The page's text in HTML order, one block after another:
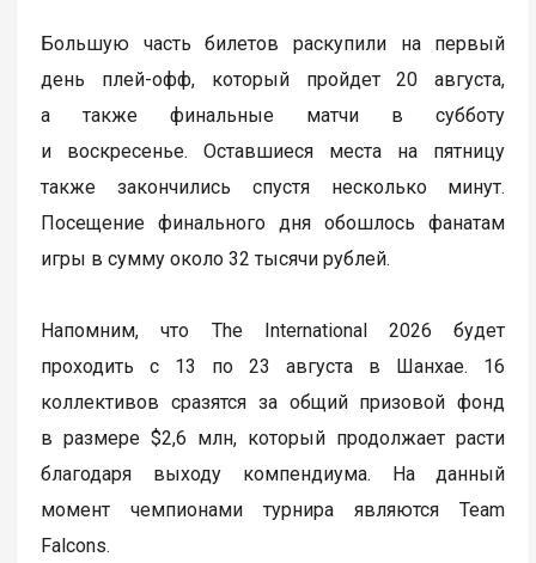
Большую часть билетов раскупили на первый
день плей-офф, который пройдет 20 августа,
а также финальные матчи в субботу
и воскресенье. Оставшиеся места на пятницу
также закончились спустя несколько минут.
Посещение финального дня обошлось фанатам
игры в сумму около 32 тысячи рублей.
Напомним, что The International 2026 будет
проходить с 13 по 23 августа в Шанхае. 16
коллективов сразятся за общий призовой фонд
в размере $2,6 млн, который продолжает расти
благодаря выходу компендиума. На данный
момент чемпионами турнира являются Team
Falcons.